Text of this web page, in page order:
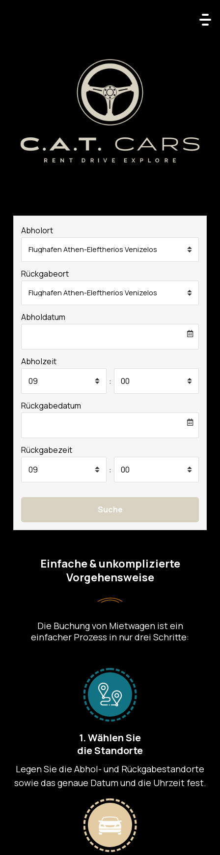
Startseite
Unsere Flotte
Unsere Dienstleistungen
Über Uns
Meine Buchungen
DE
Abholort
Rückgabeort
Abholdatum
Abholzeit
:
Rückgabedatum
Rückgabezeit
:
Suche
Einfache & unkomplizierte
Vorgehensweise
Die Buchung von Mietwagen ist ein
einfacher Prozess in nur drei Schritte:
1. Wählen Sie
die Standorte
Legen Sie die Abhol- und Rückgabestandorte
sowie das genaue Datum und die Uhrzeit fest.